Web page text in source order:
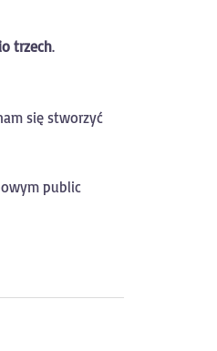
trzech.
się stworzyć
public